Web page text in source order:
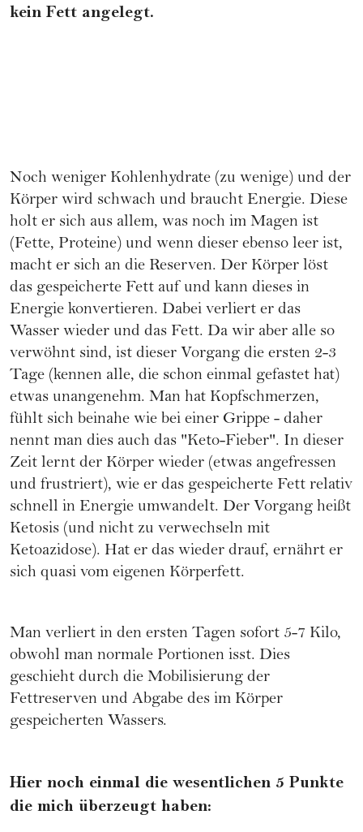
kein Fett angelegt.
Noch weniger Kohlenhydrate (zu wenige) und der
Körper wird schwach und braucht Energie. Diese
holt er sich aus allem, was noch im Magen ist
(Fette, Proteine) und wenn dieser ebenso leer ist,
macht er sich an die Reserven. Der Körper löst
das gespeicherte Fett auf und kann dieses in
Energie konvertieren. Dabei verliert er das
Wasser wieder und das Fett. Da wir aber alle so
verwöhnt sind, ist dieser Vorgang die ersten 2-3
Tage (kennen alle, die schon einmal gefastet hat)
etwas unangenehm. Man hat Kopfschmerzen,
fühlt sich beinahe wie bei einer Grippe - daher
nennt man dies auch das "Keto-Fieber". In dieser
Zeit lernt der Körper wieder (etwas angefressen
und frustriert), wie er das gespeicherte Fett relativ
schnell in Energie umwandelt. Der Vorgang heißt
Ketosis (und nicht zu verwechseln mit
Ketoazidose). Hat er das wieder drauf, ernährt er
sich quasi vom eigenen Körperfett.
Man verliert in den ersten Tagen sofort 5-7 Kilo,
obwohl man normale Portionen isst. Dies
geschieht durch die Mobilisierung der
Fettreserven und Abgabe des im Körper
gespeicherten Wassers.
Hier noch einmal die wesentlichen 5 Punkte
die mich überzeugt haben: